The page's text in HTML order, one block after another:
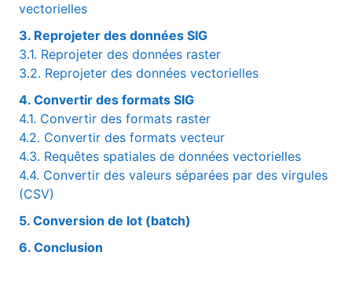
vectorielles
3. Reprojeter des données SIG
3.1. Reprojeter des données raster
3.2. Reprojeter des données vectorielles
4. Convertir des formats SIG
4.1. Convertir des formats raster
4.2. Convertir des formats vecteur
4.3. Requêtes spatiales de données vectorielles
4.4. Convertir des valeurs séparées par des virgules
(CSV)
5. Conversion de lot (batch)
6. Conclusion